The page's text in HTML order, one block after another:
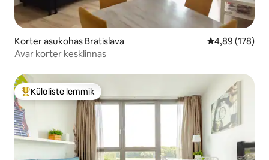
Korter asukohas Bratislava Keskmine
4,89 (178)
Avar korter kesklinnas
Külaliste suur lemmik
Külaliste lemmik